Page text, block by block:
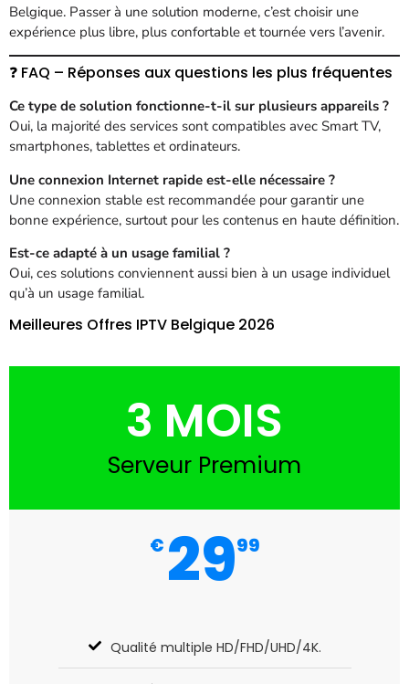
Belgique. Passer à une solution moderne, c’est choisir une
expérience plus libre, plus confortable et tournée vers l’avenir.
❓ FAQ – Réponses aux questions les plus fréquentes
Ce type de solution fonctionne-t-il sur plusieurs appareils ?
Oui, la majorité des services sont compatibles avec Smart TV,
smartphones, tablettes et ordinateurs.
Une connexion Internet rapide est-elle nécessaire ?
Une connexion stable est recommandée pour garantir une
bonne expérience, surtout pour les contenus en haute définition.
Est-ce adapté à un usage familial ?
Oui, ces solutions conviennent aussi bien à un usage individuel
qu’à un usage familial.
Meilleures Offres IPTV Belgique 2026
3 MOIS
Serveur Premium
€ 2999
Qualité multiple HD/FHD/UHD/4K.